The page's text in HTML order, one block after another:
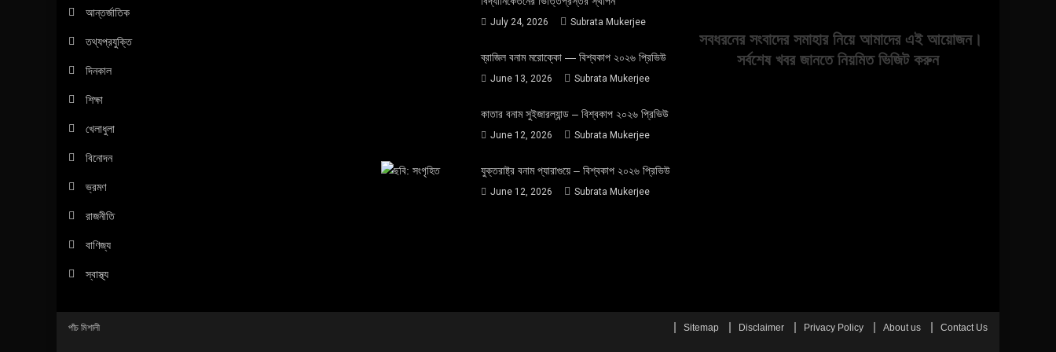
আন্তর্জাতিক
তথ্যপ্রযুক্তি
দিনকাল
শিক্ষা
খেলাধুলা
বিনোদন
ভ্রমণ
রাজনীতি
বাণিজ্য
স্বাস্থ্য
July 24, 2026 Subrata Mukerjee
ব্রাজিল বনাম মরোক্কো — বিশ্বকাপ ২০২৬ প্রিভিউ
June 13, 2026 Subrata Mukerjee
কাতার বনাম সুইজারল্যান্ড – বিশ্বকাপ ২০২৬ প্রিভিউ
June 12, 2026 Subrata Mukerjee
যুক্তরাষ্ট্র বনাম প্যারাগুয়ে – বিশ্বকাপ ২০২৬ প্রিভিউ
June 12, 2026 Subrata Mukerjee
সবধরনের সংবাদের সমাহার নিয়ে আমাদের এই আয়োজন।
সর্বশেষ খবর জানতে নিয়মিত ভিজিট করুন
পাঁচ মিশালী Sitemap Disclaimer Privacy Policy About us Contact Us